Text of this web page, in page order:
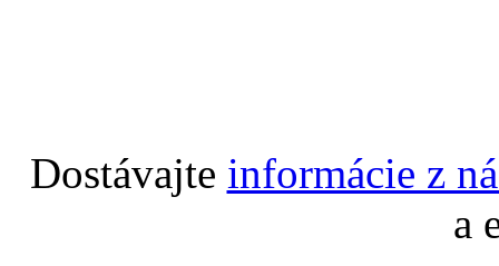
Dostávajte informácie z
a